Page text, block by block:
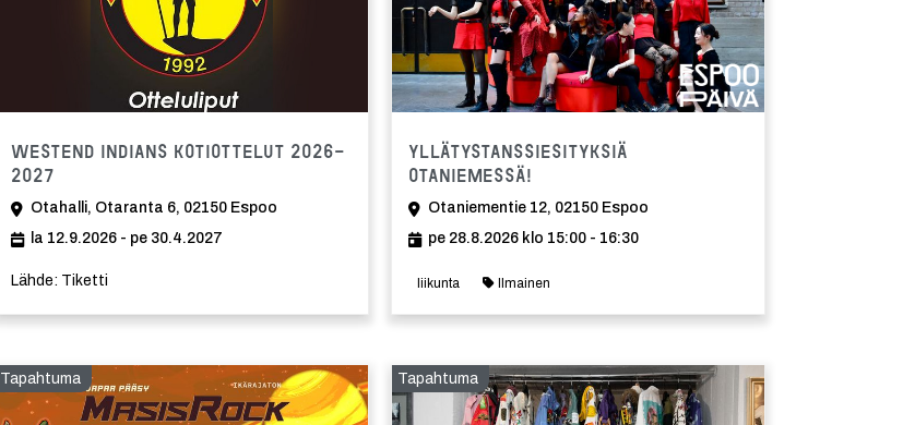
Westend Indians kotiottelut 2026-
2027
Otahalli, Otaranta 6, 02150 Espoo
la 12.9.2026 - pe 30.4.2027
Lähde: Tiketti
Yllätystanssiesityksiä
Otaniemessä!
Otaniementie 12, 02150 Espoo
pe 28.8.2026 klo 15:00 - 16:30
liikunta Ilmainen
Tapahtuma Tapahtuma